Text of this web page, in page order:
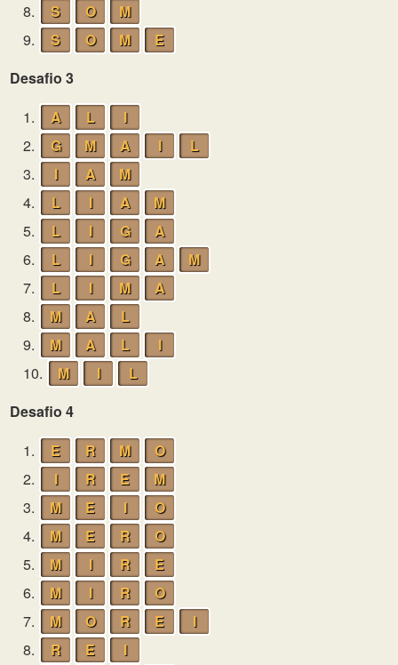
8.
S O
M
9.
S O M
E
Desafio 3
1.
A L
I
2.
G M A I
L
3.
I A
M
4.
L I A
M
5.
L I G
A
6.
L I G A
M
7.
L I M
A
8.
M A
L
9.
M A L
I
10.
M I
L
Desafio 4
1.
E R M
O
2.
I R E
M
3.
M E I
O
4.
M E R
O
5.
M I R
E
6.
M I R
O
7.
M O R E
I
8.
R E
I